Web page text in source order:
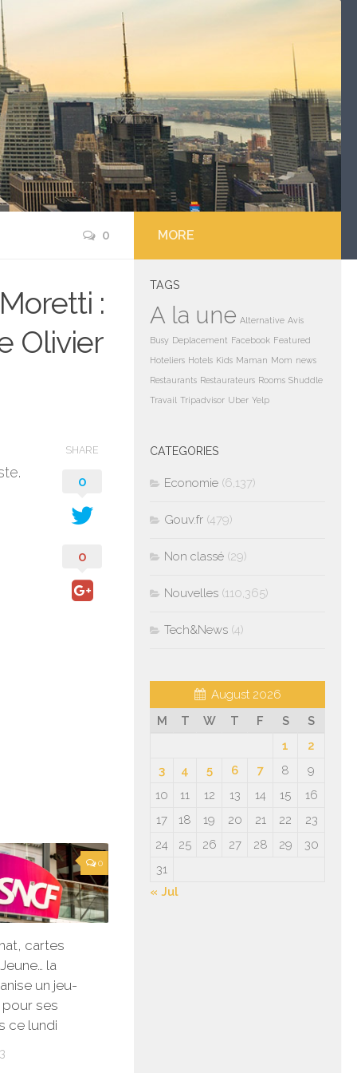
0
:
Olivier
SHARE
0
0
0
cartes
la
un jeu-
ses
ce lundi
MORE
TAGS
A la une Alternative Avis
Busy Deplacement Facebook Featured
Hoteliers Hotels Kids Maman Mom news
Restaurants Restaurateurs Rooms Shuddle
Travail Tripadvisor Uber Yelp
CATEGORIES
Economie (6,137)
Gouv.fr (479)
Non classé (29)
Nouvelles (110,365)
Tech&News (4)
August 2026
M
T W T F S
S
1
2
3
4 5 6 7 8
9
10
11 12 13 14 15
16
17
18 19 20 21 22
23
24
25 26 27 28 29
30
31
« Jul